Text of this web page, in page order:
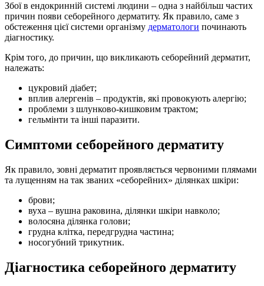
Збої в ендокринній системі людини – одна з найбільш частих
причин появи себорейного дерматиту. Як правило, саме з
обстеження цієї системи організму дерматологи починають
діагностику.
Крім того, до причин, що викликають себорейний дерматит,
належать:
цукровий діабет;
вплив алергенів – продуктів, які провокують алергію;
проблеми з шлунково-кишковим трактом;
гельмінти та інші паразити.
Симптоми себорейного дерматиту
Як правило, зовні дерматит проявляється червоними плямами
та лущенням на так званих «себорейних» ділянках шкіри:
брови;
вуха – вушна раковина, ділянки шкіри навколо;
волосяна ділянка голови;
грудна клітка, передгрудна частина;
носогубний трикутник.
Діагностика себорейного дерматиту